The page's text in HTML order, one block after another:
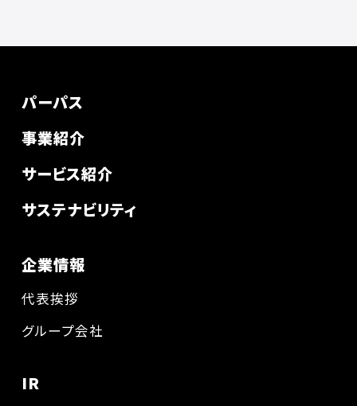
パーパス
事業紹介
サービス紹介
サステナビリティ
企業情報
代表挨拶
グループ会社
IR